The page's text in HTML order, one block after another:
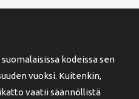
kodeissa sen
vuoksi. Kuitenkin,
vaatii säännöllistä